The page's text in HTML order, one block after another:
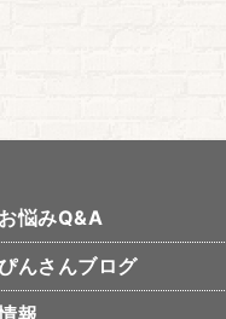
悩みQ&A
んさんブログ